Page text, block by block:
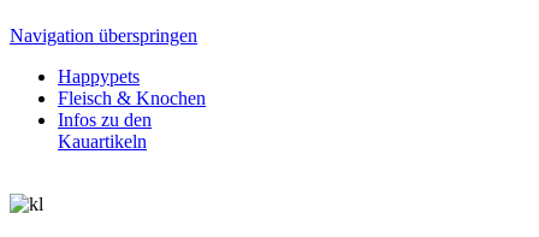
Navigation überspringen
Happypets
Fleisch & Knochen
Infos zu den
Kauartikeln